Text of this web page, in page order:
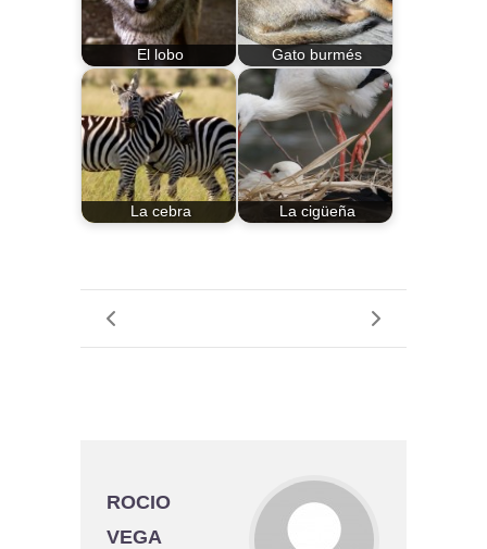
El lobo Gato burmés
La cebra La cigüeña
ROCIO
VEGA